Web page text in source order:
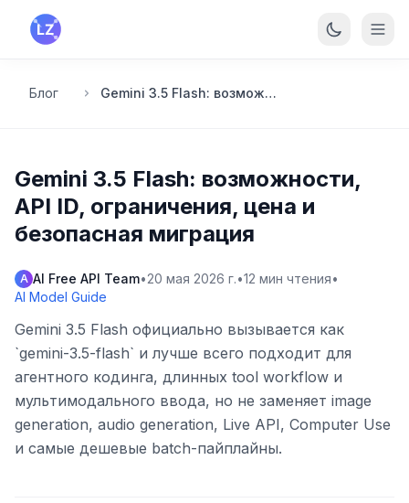
Перейти к основному содержанию
Блог Gemini 3.5 Flash: возможности, API ID, ограничения, цена и безопасная миграция
Gemini 3.5 Flash: возможности,
API ID, ограничения, цена и
безопасная миграция
A AI Free API Team•20 мая 2026 г.•12 мин чтения•
AI Model Guide
Gemini 3.5 Flash официально вызывается как
`gemini-3.5-flash` и лучше всего подходит для
агентного кодинга, длинных tool workflow и
мультимодального ввода, но не заменяет image
generation, audio generation, Live API, Computer Use
и самые дешевые batch-пайплайны.